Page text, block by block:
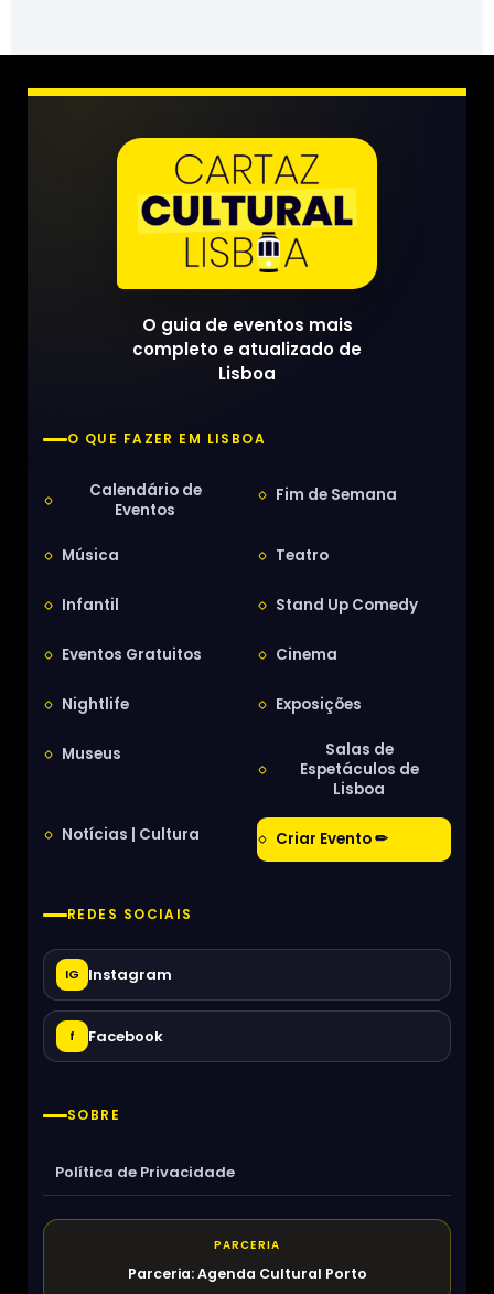
O guia de eventos mais
completo e atualizado de
Lisboa
O QUE FAZER EM LISBOA
Calendário de
Eventos
Fim de Semana
Música Teatro
Infantil Stand Up Comedy
Eventos Gratuitos Cinema
Nightlife Exposições
Museus
Salas de
Espetáculos de
Lisboa
Notícias | Cultura Criar Evento ✏
REDES SOCIAIS
IG Instagram
f Facebook
SOBRE
Política de Privacidade
PARCERIA
Parceria: Agenda Cultural Porto